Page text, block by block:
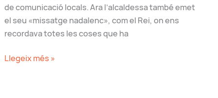
de comunicació locals. Ara l’alcaldessa també emet
el seu «missatge nadalenc», com el Rei, on ens
recordava totes les coses que ha
Sols
Llegeix més »